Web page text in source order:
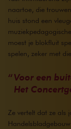
naartoe, die
huis stond een
moest je blokfluit
spelen, zeker met
Voor een
Het
Ze vertelt dat ze als